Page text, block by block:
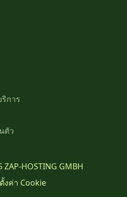
การ
ตัว
HOSTING GMBH
งค่า Cookie